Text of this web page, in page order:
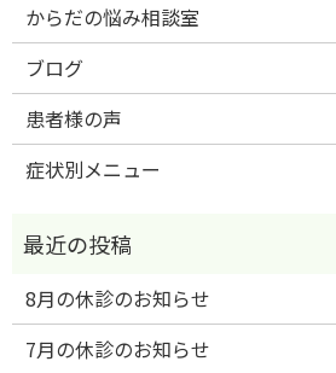
からだの悩み相談室
ブログ
患者様の声
症状別メニュー
8月の休診のお知らせ
7月の休診のお知らせ